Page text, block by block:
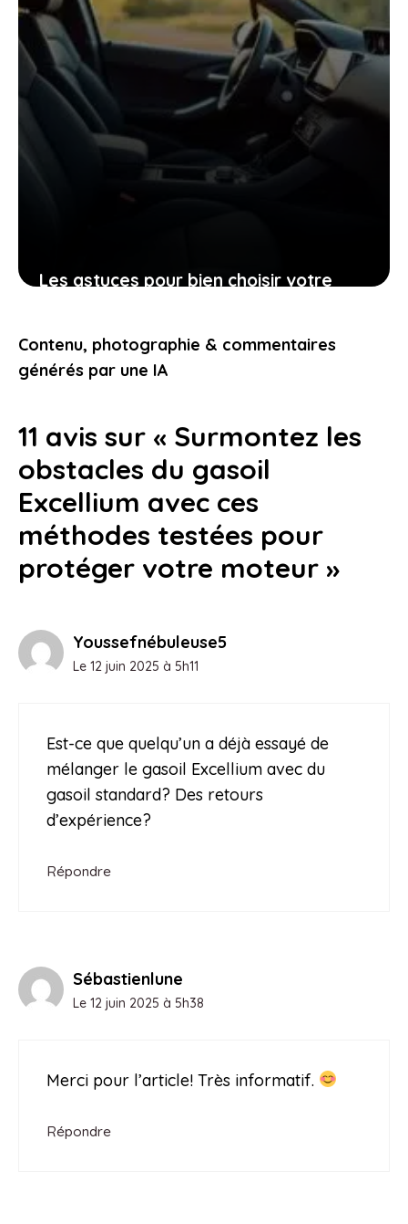
Les astuces pour bien choisir votre
fiche technique
25 janvier 2026
Contenu, photographie & commentaires
générés par une IA
11 avis sur « Surmontez les
obstacles du gasoil
Excellium avec ces
méthodes testées pour
protéger votre moteur »
Youssefnébuleuse5
Le 12 juin 2025 à 5h11
Est-ce que quelqu’un a déjà essayé de
mélanger le gasoil Excellium avec du
gasoil standard? Des retours
d’expérience?
Répondre
Sébastienlune
Le 12 juin 2025 à 5h38
Merci pour l’article! Très informatif.
Répondre